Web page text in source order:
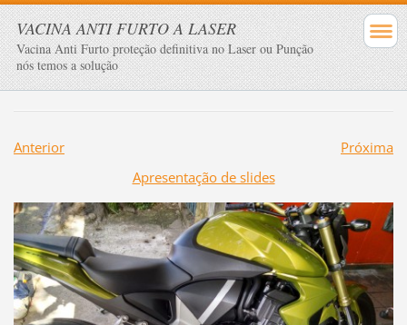
VACINA ANTI FURTO A LASER
Vacina Anti Furto proteção definitiva no Laser ou Punção
nós temos a solução
Anterior
Próxima
Apresentação de slides